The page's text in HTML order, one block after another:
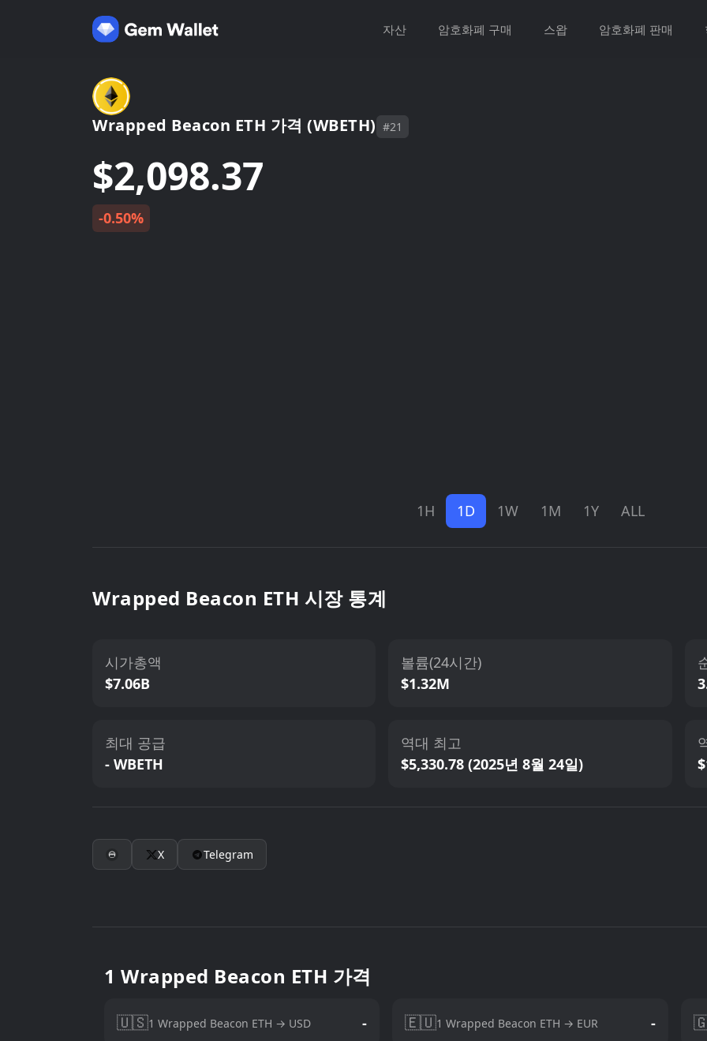
자산 암호화폐 구매 스왑 암호화폐 판매
Wrapped Beacon ETH 가격 (WBETH) #21
$2,098.37
-0.50%
1H 1D 1W 1M 1Y ALL
Wrapped Beacon ETH 시장 통계
시가총액
$7.06B
볼륨(24시간)
$1.32M
최대 공급
- WBETH
역대 최고
$5,330.78 (2025년 8월 24일)
X Telegram
1 Wrapped Beacon ETH 가격
🇺🇸1 Wrapped Beacon ETH → USD - 🇪🇺1 Wrapped Beacon ETH → EUR -